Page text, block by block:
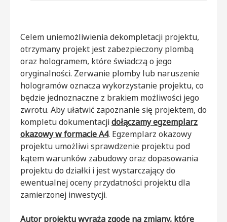
Celem uniemożliwienia dekompletacji projektu,
otrzymany projekt jest zabezpieczony plombą
oraz hologramem, które świadczą o jego
oryginalności. Zerwanie plomby lub naruszenie
hologramów oznacza wykorzystanie projektu, co
będzie jednoznaczne z brakiem możliwości jego
zwrotu. Aby ułatwić zapoznanie się projektem, do
kompletu dokumentacjidołączamy egzemplarz
okazowy w formacie A4. Egzemplarz okazowy
projektu umożliwi sprawdzenie projektu pod
kątem warunków zabudowy oraz dopasowania
projektu do działki i jest wystarczający do
ewentualnej oceny przydatności projektu dla
zamierzonej inwestycji.
Autor projektu wyraża zgodę na zmiany, które